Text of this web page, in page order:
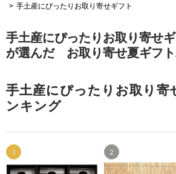
手土産にぴったりお取り寄せギフト
手土産にぴったりお取り寄せ
が選んだ お取り寄せ夏ギフ
手土産にぴったりお取り寄
ンキング
1 2